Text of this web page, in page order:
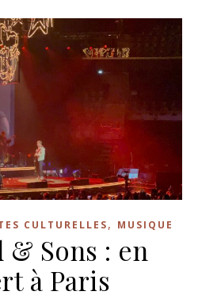
CULTURELLES, MUSIQUE
Sons : en
à Paris